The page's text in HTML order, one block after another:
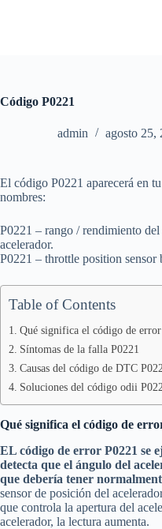
Código P0221
admin agosto 25,
El código P0221 aparecerá en
nombres:
P0221 – rango / rendimiento
acelerador.
P0221 – throttle position
Table of Contents
Qué significa el código de
Síntomas de la falla P0221
Causas del código de DTC
Soluciones del código odii
Qué significa el código de
EL código de error P0221 se
detecta que el ángulo del
que debería tener
sensor de posición del
que controla la apertura del
acelerador, la lectura aumenta.